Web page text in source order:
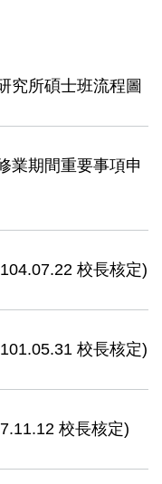
究所碩士班流程圖
業期間重要事項申
校長核定)
校長核定)
校長核定)